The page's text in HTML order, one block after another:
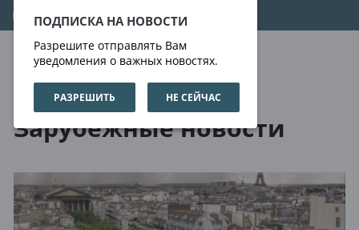
ПОДПИСКА НА НОВОСТИ
Разрешите отправлять Вам
уведомления о важных новостях.
РАЗРЕШИТЬ НЕ СЕЙЧАС
07.08.2026 07:44:34
Новости Зарубежные новости
Зарубежные новости